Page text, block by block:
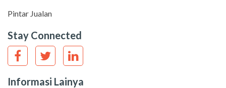
Pintar Jualan
Stay Connected
Informasi Lainya